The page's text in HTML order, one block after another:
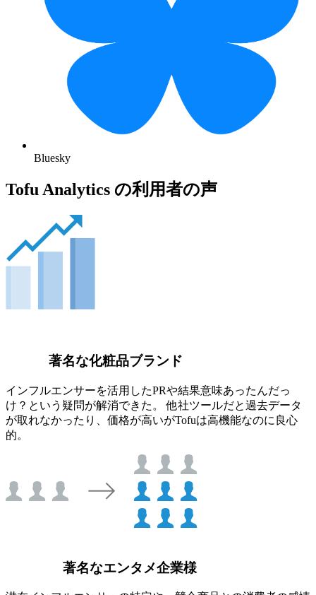
Bluesky
Tofu Analytics の利用者の声
著名な化粧品ブランド
インフルエンサーを活用したPRや結果意味あったんだっ
け？という疑問が解消できた。 他社ツールだと過去データ
が取れなかったり、価格が高いがTofuは高機能なのに良心
的。
著名なエンタメ企業様